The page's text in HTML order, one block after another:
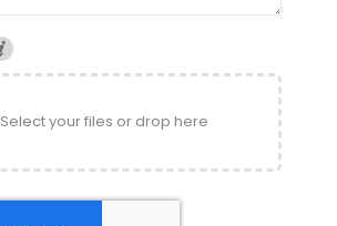
Select your files or drop here